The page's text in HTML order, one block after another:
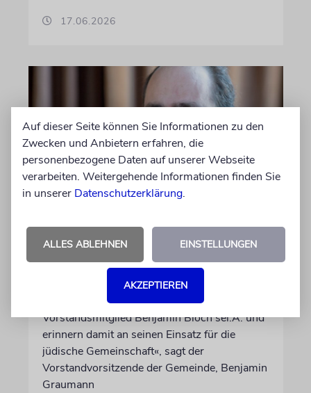
17.06.2026
Jüdische Gemeinde zeichnet
Jugendengagement mit
Beni-Bloch-Preis aus
»Wir ehren unser langjähriges
Vorstandsmitglied Benjamin Bloch sel.A. und
erinnern damit an seinen Einsatz für die
jüdische Gemeinschaft«, sagt der
Vorstandvorsitzende der Gemeinde, Benjamin
Graumann
Auf dieser Seite können Sie Informationen zu den
Zwecken und Anbietern erfahren, die
personenbezogene Daten auf unserer Webseite
verarbeiten. Weitergehende Informationen finden Sie
in unserer Datenschutzerklärung.
ALLES ABLEHNEN EINSTELLUNGEN
AKZEPTIEREN